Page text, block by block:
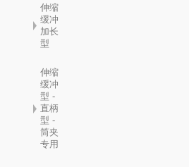
伸缩
缓冲
加长
型
伸缩
缓冲
型 -
直柄
型 -
筒夹
专用